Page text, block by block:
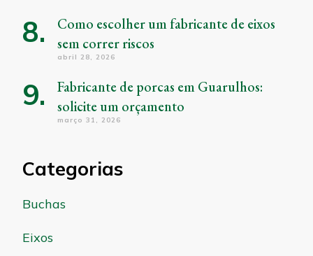
Como escolher um fabricante de eixos
sem correr riscos
abril 28, 2026
Fabricante de porcas em Guarulhos:
solicite um orçamento
março 31, 2026
Categorias
Buchas
Eixos